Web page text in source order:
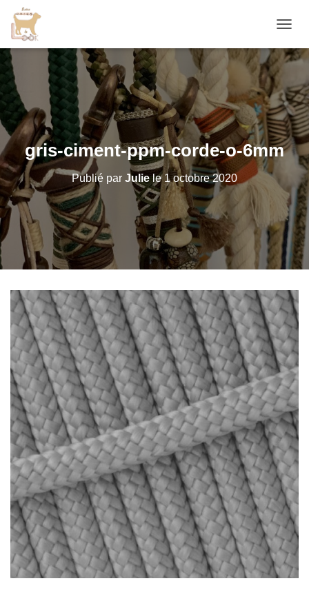
É
P
E
R
L
A
N
I
G
A
T
O
N
gris-ciment-ppm-corde-o-6mm
Publié par Juliele1 octobre 2020